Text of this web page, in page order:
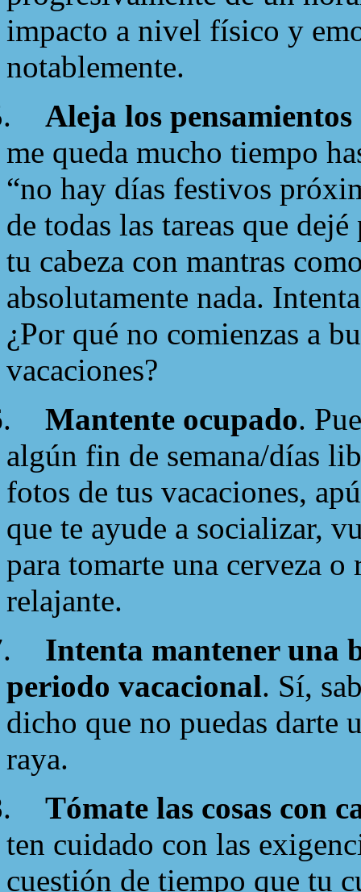
impacto a nivel físico y
notablemente.
Aleja los
me queda mucho tiempo
“no hay días festivos
de todas las tareas que
tu cabeza con mantras
absolutamente nada.
¿Por qué no comienzas a
vacaciones?
Mantente ocupado.
algún fin de semana/días
fotos de tus vacaciones,
que te ayude a socializar,
para tomarte una cerveza o
relajante.
Intenta mantener una
periodo vacacional. Sí,
dicho que no puedas darte
raya.
Tómate las cosas con
ten cuidado con las
cuestión de tiempo que tu